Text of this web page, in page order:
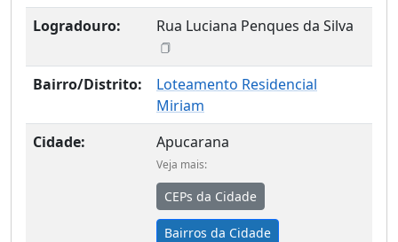
Logradouro:
Rua Luciana Penques da Silva
Bairro/Distrito:
Loteamento Residencial
Miriam
Cidade:
Apucarana
Veja mais:
CEPs da Cidade
Bairros da Cidade